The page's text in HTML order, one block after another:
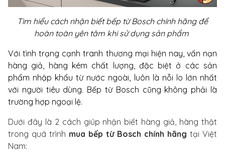
Tìm hiểu cách nhận biết bếp từ Bosch chính hãng để
hoàn toàn yên tâm khi sử dụng sản phẩm
Với tình trạng cạnh tranh thương mại hiện nay, vấn nạn
hàng giả, hàng kém chất lượng, đặc biệt ở các sản
phẩm nhập khẩu từ nước ngoài, luôn là nỗi lo lớn nhất
với người tiêu dùng. Bếp từ Bosch cũng không phải là
trường hợp ngoại lệ.
Dưới đây là 2 cách giúp nhận biết hàng giả, hàng thật
trong quá trình mua bếp từ Bosch chính hãng tại Việt
Nam: